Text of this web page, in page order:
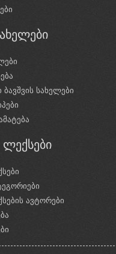
სახელები
ლექსები
ავტორები